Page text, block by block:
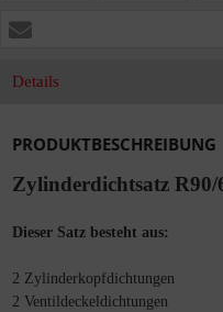
Details
PRODUKTBESCHREIBUNG
Zylinderdichtsatz R90/
Dieser Satz besteht aus:
2 Zylinderkopfdichtungen
2 Ventildeckeldichtungen